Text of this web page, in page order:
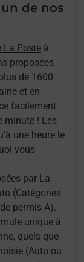
de nos
La Poste à
proposées
de 1600
et en
facilement.
minute ! Les
une heure le
vous
par La
(Catégories
permis A).
unique à
quels que
(Auto ou